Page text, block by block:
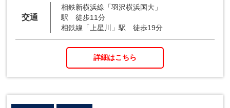
交通
相鉄新横浜線「羽沢横浜国大」
駅 徒歩11分
相鉄線「上星川」駅 徒歩19分
詳細はこちら